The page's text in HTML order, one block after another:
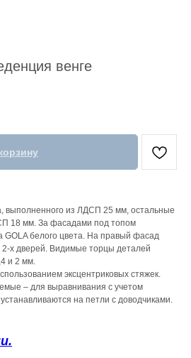
венге
выполненного из ЛДСП 25 мм, остальные
18 мм. За фасадами под топом
GOLA белого цвета. На правый фасад
2-х дверей. Видимые торцы деталей
и 2 мм.
эксцентриковых стяжек.
– для выравнивания с учетом
на петли с доводчиками.